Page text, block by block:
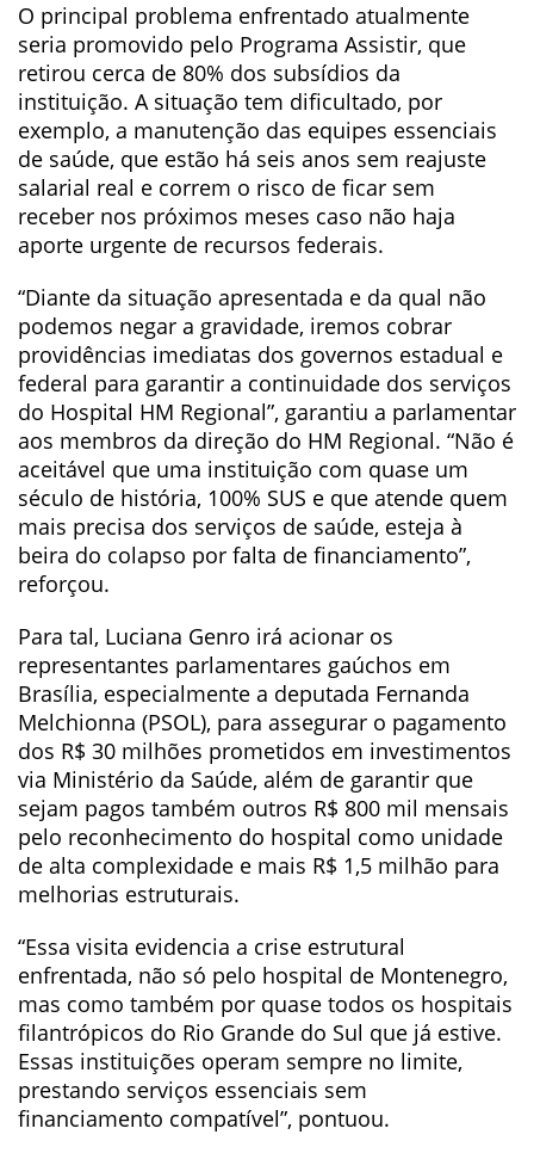
O principal problema enfrentado atualmente
seria promovido pelo Programa Assistir, que
retirou cerca de 80% dos subsídios da
instituição. A situação tem dificultado, por
exemplo, a manutenção das equipes essenciais
de saúde, que estão há seis anos sem reajuste
salarial real e correm o risco de ficar sem
receber nos próximos meses caso não haja
aporte urgente de recursos federais.
“Diante da situação apresentada e da qual não
podemos negar a gravidade, iremos cobrar
providências imediatas dos governos estadual e
federal para garantir a continuidade dos serviços
do Hospital HM Regional”, garantiu a parlamentar
aos membros da direção do HM Regional. “Não é
aceitável que uma instituição com quase um
século de história, 100% SUS e que atende quem
mais precisa dos serviços de saúde, esteja à
beira do colapso por falta de financiamento”,
reforçou.
Para tal, Luciana Genro irá acionar os
representantes parlamentares gaúchos em
Brasília, especialmente a deputada Fernanda
Melchionna (PSOL), para assegurar o pagamento
dos R$ 30 milhões prometidos em investimentos
via Ministério da Saúde, além de garantir que
sejam pagos também outros R$ 800 mil mensais
pelo reconhecimento do hospital como unidade
de alta complexidade e mais R$ 1,5 milhão para
melhorias estruturais.
“Essa visita evidencia a crise estrutural
enfrentada, não só pelo hospital de Montenegro,
mas como também por quase todos os hospitais
filantrópicos do Rio Grande do Sul que já estive.
Essas instituições operam sempre no limite,
prestando serviços essenciais sem
financiamento compatível”, pontuou.